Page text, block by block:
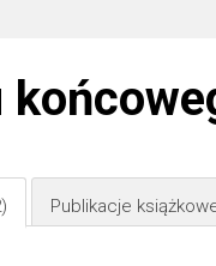
Publikacje